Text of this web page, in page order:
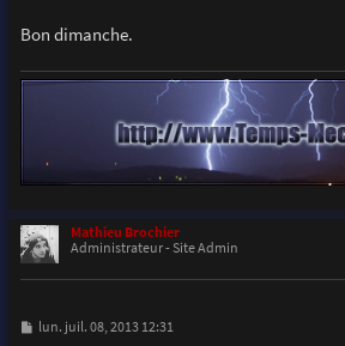
Bon dimanche.
Mathieu Brochier
Administrateur - Site Admin
Mlun. juil. 08, 2013 12:31